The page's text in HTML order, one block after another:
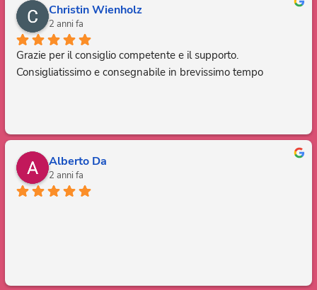
Christin Wienholz
2 anni fa
Grazie per il consiglio competente e il supporto.
Consigliatissimo e consegnabile in brevissimo tempo
Alberto Da
2 anni fa